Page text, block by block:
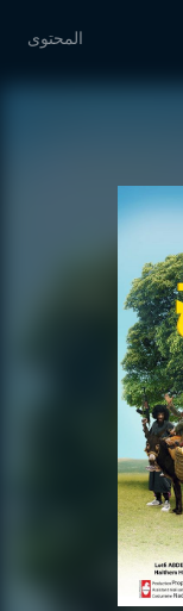
المحتوى